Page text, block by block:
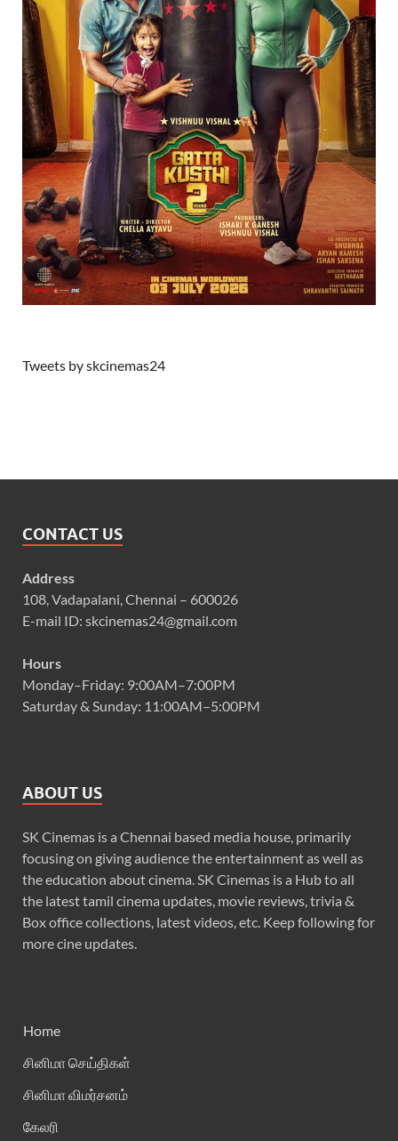
Tweets by skcinemas24
CONTACT US
Address
108, Vadapalani, Chennai – 600026
E-mail ID: skcinemas24@gmail.com
Hours
Monday–Friday: 9:00AM–7:00PM
Saturday & Sunday: 11:00AM–5:00PM
ABOUT US
SK Cinemas is a Chennai based media house, primarily
focusing on giving audience the entertainment as well as
the education about cinema. SK Cinemas is a Hub to all
the latest tamil cinema updates, movie reviews, trivia &
Box office collections, latest videos, etc. Keep following for
more cine updates.
Home
சினிமா செய்திகள்
சினிமா விமர்சனம்
கேலரி